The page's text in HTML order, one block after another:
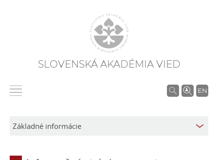
SLOVENSKÁ AKADÉMIA VIED
EN
V